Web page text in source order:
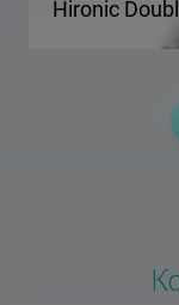
Hironic